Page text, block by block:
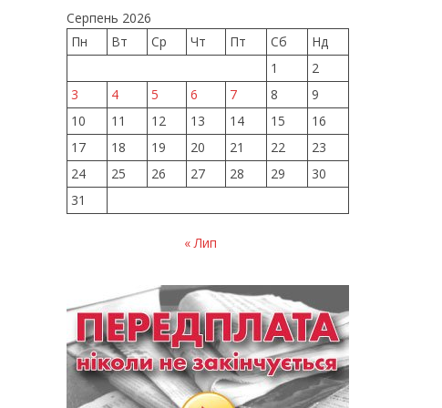
Серпень 2026
Пн
Вт Ср Чт Пт Сб
Нд
1
2
3
4 5 6 7 8
9
10
11 12 13 14 15
16
17
18 19 20 21 22
23
24
25 26 27 28 29
30
31
« Лип